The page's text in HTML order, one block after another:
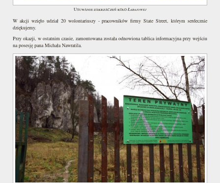
Usuwanie zakrzaczeń kołoŁabajowej
W akcji wzięło udział 20 wolontariuszy - pracowników firmy State Street, którym serdecznie
dziękujemy.
Przy okazji, w ostatnim czasie, zamontowana została odnowiona tablica informacyjna przy wejściu
na posesję pana Michała Nawratila.